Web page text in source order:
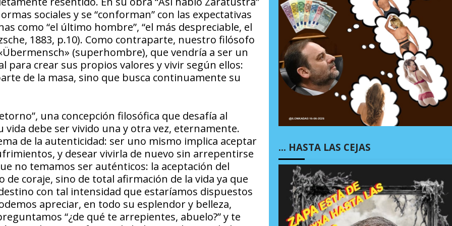
sociales y se “conforman” con las expectativas
como “el último hombre”, “el más despreciable, el
1883, p.10). Como contraparte, nuestro filósofo
(superhombre), que vendría a ser un
para crear sus propios valores y vivir según ellos:
de la masa, sino que busca continuamente su
una concepción filosófica que desafía al
debe ser vivido una y otra vez, eternamente.
de la autenticidad: ser uno mismo implica aceptar
y desear vivirla de nuevo sin arrepentirse
no temamos ser auténticos: la aceptación del
coraje, sino de total afirmación de la vida ya que
con tal intensidad que estaríamos dispuestos
apreciar, en todo su esplendor y belleza,
“¿de qué te arrepientes, abuelo?” y te
… HASTA LAS CEJAS